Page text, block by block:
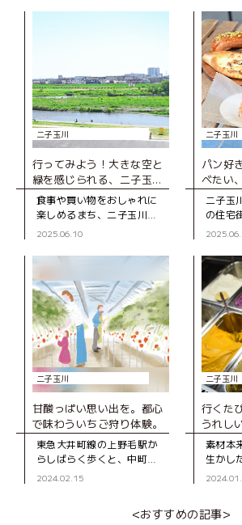
二子玉川
行ってみよう！大きな空と
緑を感じられる、二子玉川
の穴場スポット
食事や買い物をおしゃれに
楽しめるまち、二子玉川。
そんな二子玉川に、自然を
り、子どもが思いっきり遊
のをご存じです
2025.06.10
二子玉川
パン好
べたい
の極上
二子玉
の住宅
「
ー）」
ラン
ロブ
二子玉川
甘酸っぱい思い出を。都心
で味わういちご狩り体験。
東急大井町線の上野毛駅か
らしばらく歩くと、中町の
閑静な住宅地の一角に立つ
が、予約制でいちご狩りが
2024.02.15
二子玉川
行くた
うれし
なる上
素材本
生かし
める店
山崎さ
<おすすめの記事>